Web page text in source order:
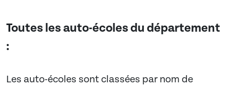
Toutes les auto-écoles du département
:
Les auto-écoles sont classées par nom de